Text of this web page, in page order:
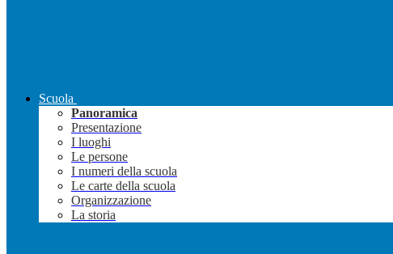
Scuola
Panoramica
Presentazione
I luoghi
Le persone
I numeri della scuola
Le carte della scuola
Organizzazione
La storia